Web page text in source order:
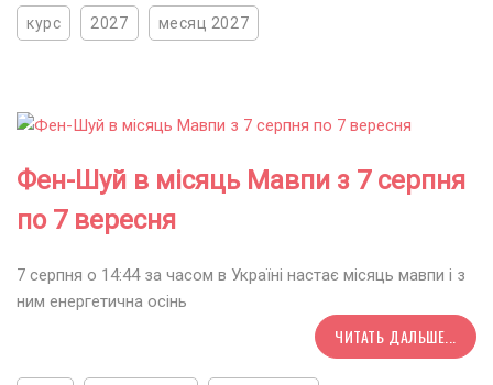
курс 2027 месяц 2027
Фен-Шуй в місяць Мавпи з 7 серпня
по 7 вересня
7 серпня о 14:44 за часом в Україні настає місяць мавпи і з
ним енергетична осінь
ЧИТАТЬ ДАЛЬШЕ...